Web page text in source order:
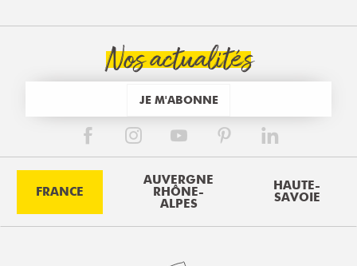
Nos actualités
JE M'ABONNE
FRANCE
AUVERGNE
RHÔNE-
ALPES
HAUTE-
SAVOIE